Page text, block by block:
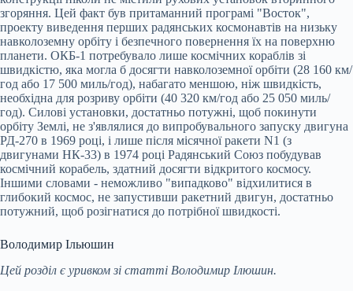
згоряння. Цей факт був притаманний програмі "Восток",
проекту виведення перших радянських космонавтів на низьку
навколоземну орбіту і безпечного повернення їх на поверхню
планети. ОКБ-1 потребувало лише космічних кораблів зі
швидкістю, яка могла б досягти навколоземної орбіти (28 160 км/
год або 17 500 миль/год), набагато меншою, ніж швидкість,
необхідна для розриву орбіти (40 320 км/год або 25 050 миль/
год). Силові установки, достатньо потужні, щоб покинути
орбіту Землі, не з'являлися до випробувального запуску двигуна
РД-270 в 1969 році, і лише після місячної ракети N1 (з
двигунами НК-33) в 1974 році Радянський Союз побудував
космічний корабель, здатний досягти відкритого космосу.
Іншими словами - неможливо "випадково" відхилитися в
глибокий космос, не запустивши ракетний двигун, достатньо
потужний, щоб розігнатися до потрібної швидкості.
Володимир Ільюшин
Цей розділ є уривком зі статті Володимир Ілюшин.